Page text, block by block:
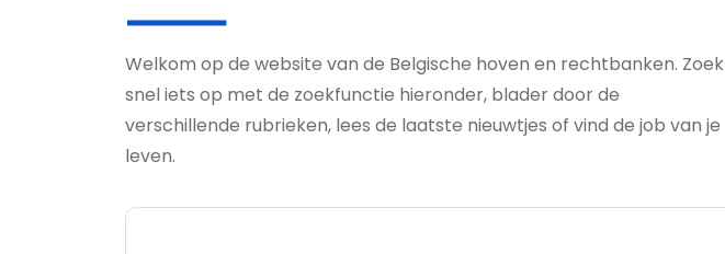
Welkom op de website van de Belgische hoven en rechtbanken. Zoek
snel iets op met de zoekfunctie hieronder, blader door de
verschillende rubrieken, lees de laatste nieuwtjes of vind de job van je
leven.